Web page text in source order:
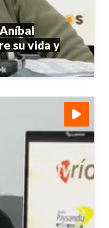
su vida y